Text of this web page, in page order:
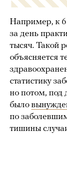
Например, к 6
за день
тысяч. Такой
объясняется
статистику
но потом, под
было
по
тишины